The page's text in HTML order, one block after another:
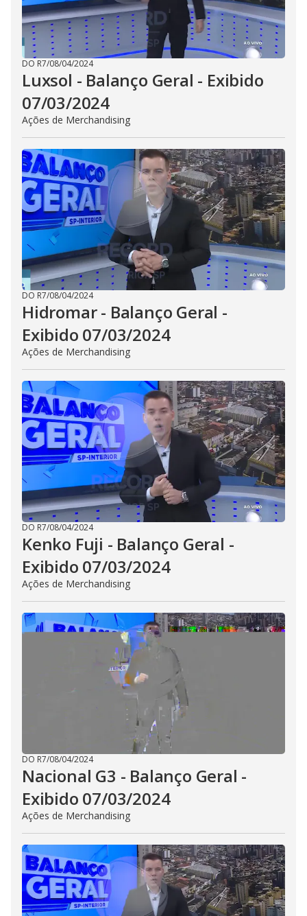
DO R7/08/04/2024
Luxsol - Balanço Geral - Exibido
07/03/2024
Ações de Merchandising
DO R7/08/04/2024
Hidromar - Balanço Geral -
Exibido 07/03/2024
Ações de Merchandising
DO R7/08/04/2024
Kenko Fuji - Balanço Geral -
Exibido 07/03/2024
Ações de Merchandising
DO R7/08/04/2024
Nacional G3 - Balanço Geral -
Exibido 07/03/2024
Ações de Merchandising